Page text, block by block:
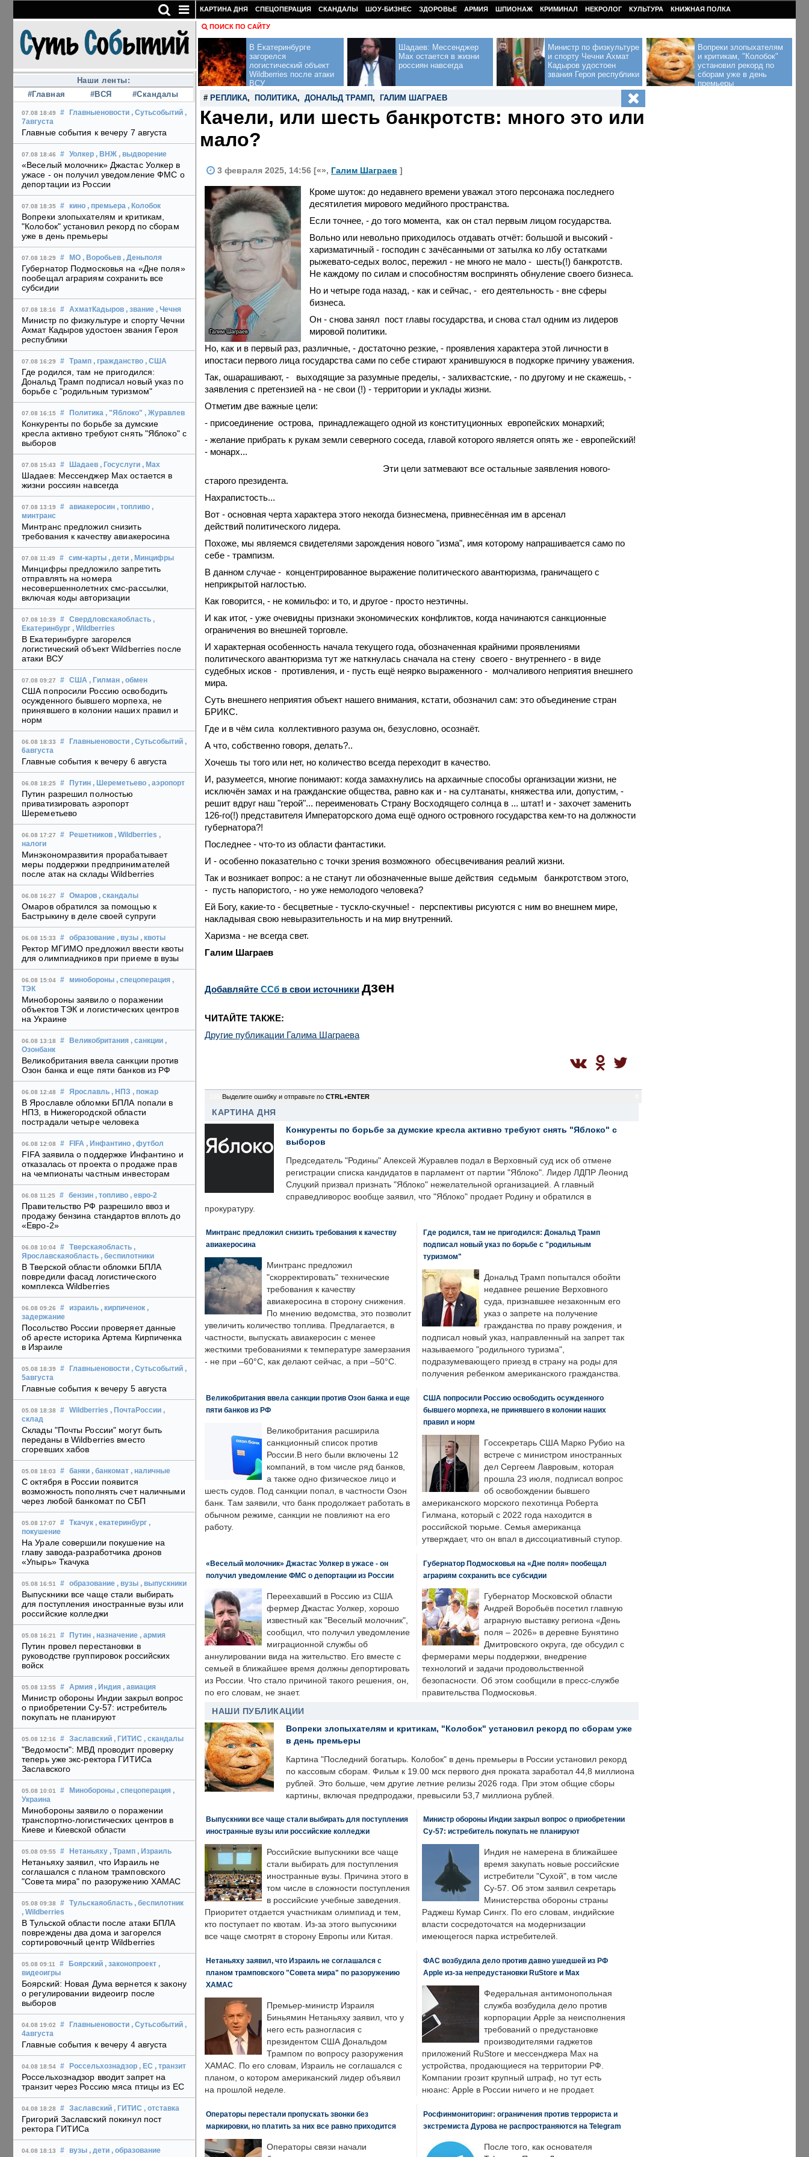
Наши ленты:
#Главная
#ВСЯ #Скандалы
07.08 18:49 # Главныеновости , Сутьсобытий ,
7августа
Главные события к вечеру 7 августа
07.08 18:46 # Уолкер , ВНЖ , выдворение
«Веселый молочник» Джастас Уолкер в
ужасе - он получил уведомление ФМС о
депортации из России
07.08 18:35 # кино , премьера , Колобок
Вопреки злопыхателям и критикам,
"Колобок" установил рекорд по сборам
уже в день премьеры
07.08 18:29 # МО , Воробьев , Деньполя
Губернатор Подмосковья на «Дне поля»
пообещал аграриям сохранить все
субсидии
07.08 18:16 # АхматКадыров , звание , Чечня
Министр по физкультуре и спорту Чечни
Ахмат Кадыров удостоен звания Героя
республики
07.08 16:29 # Трамп , гражданство , США
Где родился, там не пригодился:
Дональд Трамп подписал новый указ по
борьбе с "родильным туризмом"
07.08 16:15 # Политика , "Яблоко" , Журавлев
Конкуренты по борьбе за думские
кресла активно требуют снять "Яблоко" с
выборов
07.08 15:43 # Шадаев , Госуслуги , Max
Шадаев: Мессенджер Max остается в
жизни россиян навсегда
07.08 13:19 # авиакеросин , топливо ,
минтранс
Минтранс предложил снизить
требования к качеству авиакеросина
07.08 11:49 # сим-карты , дети , Минцифры
Минцифры предложило запретить
отправлять на номера
несовершеннолетних смс-рассылки,
включая коды авторизации
07.08 10:39 # Свердловскаяобласть ,
Екатеринбург , Wildberries
В Екатеринбурге загорелся
логистический объект Wildberries после
атаки ВСУ
07.08 09:27 # США , Гилман , обмен
США попросили Россию освободить
осужденного бывшего морпеха, не
принявшего в колонии наших правил и
норм
06.08 18:33 # Главныеновости , Сутьсобытий ,
6августа
Главные события к вечеру 6 августа
06.08 18:25 # Путин , Шереметьево , аэропорт
Путин разрешил полностью
приватизировать аэропорт
Шереметьево
06.08 17:27 # Решетников , Wildberries ,
налоги
Минэкономразвития прорабатывает
меры поддержки предпринимателей
после атак на склады Wildberries
06.08 16:27 # Омаров , скандалы
Омаров обратился за помощью к
Бастрыкину в деле своей супруги
06.08 15:33 # образование , вузы , квоты
Ректор МГИМО предложил ввести квоты
для олимпиадников при приеме в вузы
06.08 15:04 # минобороны , спецоперация ,
ТЭК
Минобороны заявило о поражении
объектов ТЭК и логистических центров
на Украине
06.08 13:18 # Великобритания , санкции ,
Озонбанк
Великобритания ввела санкции против
Озон банка и еще пяти банков из РФ
06.08 12:48 # Ярославль , НПЗ , пожар
В Ярославле обломки БПЛА попали в
НПЗ, в Нижегородской области
пострадали четыре человека
06.08 12:08 # FIFA , Инфантино , футбол
FIFA заявила о поддержке Инфантино и
отказалась от проекта о продаже прав
на чемпионаты частным инвесторам
06.08 11:25 # бензин , топливо , евро-2
Правительство РФ разрешило ввоз и
продажу бензина стандартов вплоть до
«Евро-2»
06.08 10:04 # Тверскаяобласть ,
Ярославскаяобласть , беспилотники
В Тверской области обломки БПЛА
повредили фасад логистического
комплекса Wildberries
06.08 09:26 # израиль , кирпиченок ,
задержание
Посольство России проверяет данные
об аресте историка Артема Кирпиченка
в Израиле
05.08 18:39 # Главныеновости , Сутьсобытий ,
5августа
Главные события к вечеру 5 августа
05.08 18:38 # Wildberries , ПочтаРоссии ,
склад
Склады "Почты России" могут быть
переданы в Wildberries вместо
сгоревших хабов
05.08 18:03 # банки , банкомат , наличные
С октября в России появится
возможность пополнять счет наличными
через любой банкомат по СБП
05.08 17:07 # Ткачук , екатеринбург ,
покушение
На Урале совершили покушение на
главу завода-разработчика дронов
«Упырь» Ткачука
05.08 16:51 # образование , вузы , выпускники
Выпускники все чаще стали выбирать
для поступления иностранные вузы или
российские колледжи
05.08 16:21 # Путин , назначение , армия
Путин провел перестановки в
руководстве группировок российских
войск
05.08 13:55 # Армия , Индия , авиация
Министр обороны Индии закрыл вопрос
о приобретении Су-57: истребитель
покупать не планируют
05.08 12:16 # Заславский , ГИТИС , скандалы
"Ведомости": МВД проводит проверку
теперь уже экс-ректора ГИТИСа
Заславского
05.08 10:01 # Минобороны , спецоперация ,
Украина
Минобороны заявило о поражении
транспортно-логистических центров в
Киеве и Киевской области
05.08 09:55 # Нетаньяху , Трамп , Израиль
Нетаньяху заявил, что Израиль не
соглашался с планом трамповского
"Совета мира" по разоружению ХАМАС
05.08 09:38 # Тульскаяобласть , беспилотник
, Wildberries
В Тульской области после атаки БПЛА
повреждены два дома и загорелся
сортировочный центр Wildberries
05.08 09:11 # Боярский , законопроект ,
видеоигры
Боярский: Новая Дума вернется к закону
о регулировании видеоигр после
выборов
04.08 19:02 # Главныеновости , Сутьсобытий ,
4августа
Главные события к вечеру 4 августа
04.08 18:54 # Россельхознадзор , ЕС , транзит
Россельхознадзор вводит запрет на
транзит через Россию мяса птицы из ЕС
04.08 18:28 # Заславский , ГИТИС , отставка
Григорий Заславский покинул пост
ректора ГИТИСа
04.08 18:13 # вузы , дети , образование
КАРТИНА ДНЯ СПЕЦОПЕРАЦИЯ СКАНДАЛЫ ШОУ-БИЗНЕС ЗДОРОВЬЕ АРМИЯ ШПИОНАЖ КРИМИНАЛ НЕКРОЛОГ КУЛЬТУРА КНИЖНАЯ ПОЛКА
ПОИСК ПО САЙТУ
В Екатеринбурге
загорелся
логистический объект
Wildberries после атаки
ВСУ
Шадаев: Мессенджер
Max остается в жизни
россиян навсегда
Министр по физкультуре
и спорту Чечни Ахмат
Кадыров удостоен
звания Героя республики
Вопреки злопыхателям
и критикам, "Колобок"
установил рекорд по
сборам уже в день
премьеры
# РЕПЛИКА, ПОЛИТИКА, ДОНАЛЬД ТРАМП , ГАЛИМ ШАГРАЕВ
Качели, или шесть банкротств: много это или
мало?
3 февраля 2025, 14:56 [«», Галим Шаграев ]
Галим Шаграев
Кроме шуток: до недавнего времени уважал этого персонажа последнего
десятилетия мирового медийного пространства.
Если точнее, - до того момента, как он стал первым лицом государства.
Вольно или невольно приходилось отдавать отчёт: большой и высокий -
харизматичный - господин с зачёсанными от затылка ко лбу остатками
рыжевато-седых волос, пережил - не много не мало - шесть(!) банкротств.
Не каждому по силам и способностям воспринять обнуление своего бизнеса.
Но и четыре года назад, - как и сейчас, - его деятельность - вне сферы
бизнеса.
Он - снова занял пост главы государства, и снова стал одним из лидеров
мировой политики.
Но, как и в первый раз, различные, - достаточно резкие, - проявления характера этой личности в
ипостаси первого лица государства сами по себе стирают хранившуюся в подкорке причину уважения.
Так, ошарашивают, -
выходящие за разумные пределы, - залихвастские, - по другому и не скажешь, -
заявления с претензией на - не свои (!) - территории и уклады жизни.
Отметим две важные цели:
- присоединение острова, принадлежащего одной из конституционных европейских монархий;
- желание прибрать к рукам земли северного соседа, главой которого является опять же - европейский!
- монарх...
Эти цели затмевают все остальные заявления нового-
старого президента.
Нахрапистость...
Вот - основная черта характера этого некогда бизнесмена, привнесённая им в арсенал
действий политического лидера.
Похоже, мы являемся свидетелями зарождения нового "изма", имя которому напрашивается само по
себе - трампизм.
В данном случае - концентрированное выражение политического авантюризма, граничащего с
неприкрытой наглостью.
Как говорится, - не комильфо: и то, и другое - просто неэтичны.
И как итог, - уже очевидны признаки экономических конфликтов, когда начинаются санкционные
ограничения во внешней торговле.
И характерная особенность начала текущего года, обозначенная крайними проявлениями
политического авантюризма тут же наткнулась сначала на стену своего - внутреннего - в виде
судебных исков - противления, и - пусть ещё неярко выраженного - молчаливого неприятия внешнего
мира.
Суть внешнего неприятия объект нашего внимания, кстати, обозначил сам: это объединение стран
БРИКС.
Где и в чём сила коллективного разума он, безусловно, осознаёт.
А что, собственно говоря, делать?..
Хочешь ты того или нет, но количество всегда переходит в качество.
И, разумеется, многие понимают: когда замахнулись на архаичные способы организации жизни, не
исключён замах и на гражданские общества, равно как и - на султанаты, княжества или, допустим, -
решит вдруг наш "герой"... переименовать Страну Восходящего солнца в ... штат! и - захочет заменить
126-го(!) представителя Императорского дома ещё одного островного государства кем-то на должности
губернатора?!
Последнее - что-то из области фантастики.
И - особенно показательно с точки зрения возможного обесцвечивания реалий жизни.
Так и возникает вопрос: а не станут ли обозначенные выше действия седьмым
банкротством этого,
- пусть напористого, - но уже немолодого человека?
Ей Богу, какие-то - бесцветные - тускло-скучные! - перспективы рисуются с ним во внешнем мире,
накладывая свою невыразительность и на мир внутренний.
Харизма - не всегда свет.
Галим Шаграев
Добавляйте CСб в свои источники дзен
ЧИТАЙТЕ ТАКЖЕ:
Другие публикации Галима Шаграева
Выделите ошибку и отправьте по CTRL+ENTER
КАРТИНА ДНЯ
Конкуренты по борьбе за думские кресла активно требуют снять "Яблоко" с
выборов
Председатель "Родины" Алексей Журавлев подал в Верховный суд иск об отмене
регистрации списка кандидатов в парламент от партии "Яблоко". Лидер ЛДПР Леонид
Слуцкий призвал признать "Яблоко" нежелательной организацией. А главный
справедливорос вообще заявил, что "Яблоко" продает Родину и обратился в
прокуратуру.
Минтранс предложил снизить требования к качеству
авиакеросина
Минтранс предложил
"скорректировать" технические
требования к качеству
авиакеросина в сторону снижения.
По мнению ведомства, это позволит
увеличить количество топлива. Предлагается, в
частности, выпускать авиакеросин с менее
жесткими требованиями к температуре замерзания
- не при –60°C, как делают сейчас, а при –50°C.
Где родился, там не пригодился: Дональд Трамп
подписал новый указ по борьбе с "родильным
туризмом"
Дональд Трамп попытался обойти
недавнее решение Верховного
суда, признавшее незаконным его
указ о запрете на получение
гражданства по праву рождения, и
подписал новый указ, направленный на запрет так
называемого "родильного туризма",
подразумевающего приезд в страну на роды для
получения ребенком американского гражданства.
Великобритания ввела санкции против Озон банка и еще
пяти банков из РФ
Великобритания расширила
санкционный список против
России.В него были включены 12
компаний, в том числе ряд банков,
а также одно физическое лицо и
шесть судов. Под санкции попал, в частности Озон
банк. Там заявили, что банк продолжает работать в
обычном режиме, санкции не повлияют на его
работу.
США попросили Россию освободить осужденного
бывшего морпеха, не принявшего в колонии наших
правил и норм
Госсекретарь США Марко Рубио на
встрече с министром иностранных
дел Сергеем Лавровым, которая
прошла 23 июля, подписал вопрос
об освобождении бывшего
американского морского пехотинца Роберта
Гилмана, который с 2022 года находится в
российской тюрьме. Семья американца
утверждает, что он впал в диссоциативный ступор.
«Веселый молочник» Джастас Уолкер в ужасе - он
получил уведомление ФМС о депортации из России
Переехавший в Россию из США
фермер Джастас Уолкер, хорошо
известный как "Веселый молочник",
сообщил, что получил уведомление
миграционной службы об
аннулировании вида на жительство. Его вместе с
семьей в ближайшее время должны депортировать
из России. Что стало причиной такого решения, он,
по его словам, не знает.
Губернатор Подмосковья на «Дне поля» пообещал
аграриям сохранить все субсидии
Губернатор Московской области
Андрей Воробьёв посетил главную
аграрную выставку региона «День
поля – 2026» в деревне Бунятино
Дмитровского округа, где обсудил с
фермерами меры поддержки, внедрение
технологий и задачи продовольственной
безопасности. Об этом сообщили в пресс-службе
правительства Подмосковья.
НАШИ ПУБЛИКАЦИИ
Вопреки злопыхателям и критикам, "Колобок" установил рекорд по сборам уже
в день премьеры
Картина "Последний богатырь. Колобок" в день премьеры в России установил рекорд
по кассовым сборам. Фильм к 19.00 мск первого дня проката заработал 44,8 миллиона
рублей. Это больше, чем другие летние релизы 2026 года. При этом общие сборы
картины, включая предпродажи, превысили 53,7 миллиона рублей.
Выпускники все чаще стали выбирать для поступления
иностранные вузы или российские колледжи
Российские выпускники все чаще
стали выбирать для поступления
иностранные вузы. Причина этого в
том числе в сложности поступления
в российские учебные заведения.
Приоритет отдается участникам олимпиад и тем,
кто поступает по квотам. Из-за этого выпускники
все чаще смотрят в сторону Европы или Китая.
Министр обороны Индии закрыл вопрос о приобретении
Су-57: истребитель покупать не планируют
Индия не намерена в ближайшее
время закупать новые российские
истребители "Сухой", в том числе
Су-57. Об этом заявил секретарь
Министерства обороны страны
Раджеш Кумар Сингх. По его словам, индийские
власти сосредоточатся на модернизации
имеющегося парка истребителей.
Нетаньяху заявил, что Израиль не соглашался с
планом трамповского "Совета мира" по разоружению
ХАМАС
Премьер-министр Израиля
Биньямин Нетаньяху заявил, что у
него есть разногласия с
президентом США Дональдом
Трампом по вопросу разоружения
ХАМАС. По его словам, Израиль не соглашался с
планом, о котором американский лидер объявил
на прошлой неделе.
ФАС возбудила дело против давно ушедшей из РФ
Apple из-за непредустановки RuStore и Max
Федеральная антимонопольная
служба возбудила дело против
корпорации Apple за неисполнения
требований о предустановке
производителями гаджетов
приложений RuStore и мессенджера Max на
устройства, продающиеся на территории РФ.
Компании грозит крупный штраф, но тут есть
нюанс: Apple в России ничего и не продает.
Операторы перестали пропускать звонки без
маркировки, но платить за них все равно приходится
Операторы связи начали
Росфинмониторинг: ограничения против террориста и
экстремиста Дурова не распространяются на Telegram
После того, как основателя